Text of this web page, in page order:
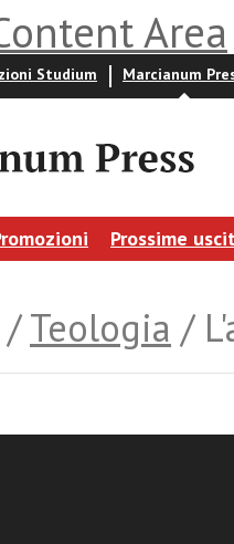
Area
Studium Marcianum
Prossime
/Teologia /